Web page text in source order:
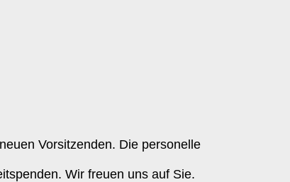
Vorsitzenden. Die personelle
Wir freuen uns auf Sie.